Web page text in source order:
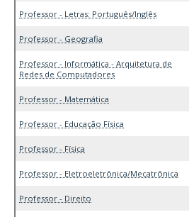
Professor - Letras: Português/Inglês
Professor - Geografia
Professor - Informática - Arquitetura de
Redes de Computadores
Professor - Matemática
Professor - Educação Física
Professor - Física
Professor - Eletroeletrônica/Mecatrônica
Professor - Direito